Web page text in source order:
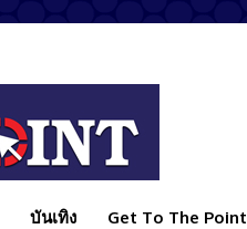
บันเทิง Get To The Point